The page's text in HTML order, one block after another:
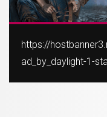
https://
ad_by_daylight-1-